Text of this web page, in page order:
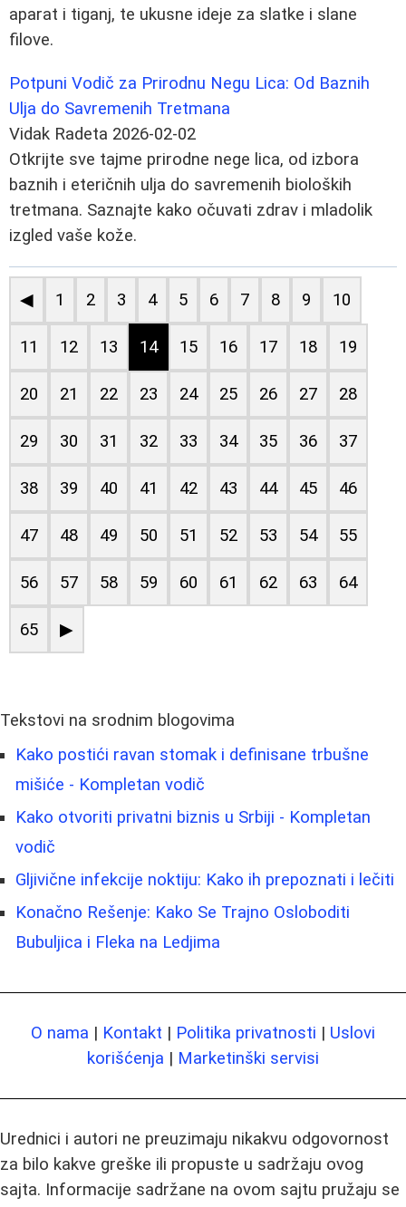
aparat i tiganj, te ukusne ideje za slatke i slane
filove.
Potpuni Vodič za Prirodnu Negu Lica: Od Baznih
Ulja do Savremenih Tretmana
Vidak Radeta 2026-02-02
Otkrijte sve tajme prirodne nege lica, od izbora
baznih i eteričnih ulja do savremenih bioloških
tretmana. Saznajte kako očuvati zdrav i mladolik
izgled vaše kože.
◀ 1 2 3 4 5 6 7 8 9 10
11 12 13 14 15 16 17 18 19
20 21 22 23 24 25 26 27 28
29 30 31 32 33 34 35 36 37
38 39 40 41 42 43 44 45 46
47 48 49 50 51 52 53 54 55
56 57 58 59 60 61 62 63 64
65 ▶
Tekstovi na srodnim blogovima
Kako postići ravan stomak i definisane trbušne
mišiće - Kompletan vodič
Kako otvoriti privatni biznis u Srbiji - Kompletan
vodič
Gljivične infekcije noktiju: Kako ih prepoznati i lečiti
Konačno Rešenje: Kako Se Trajno Osloboditi
Bubuljica i Fleka na Ledjima
O nama | Kontakt | Politika privatnosti | Uslovi
korišćenja | Marketinški servisi
Urednici i autori ne preuzimaju nikakvu odgovornost
za bilo kakve greške ili propuste u sadržaju ovog
sajta. Informacije sadržane na ovom sajtu pružaju se